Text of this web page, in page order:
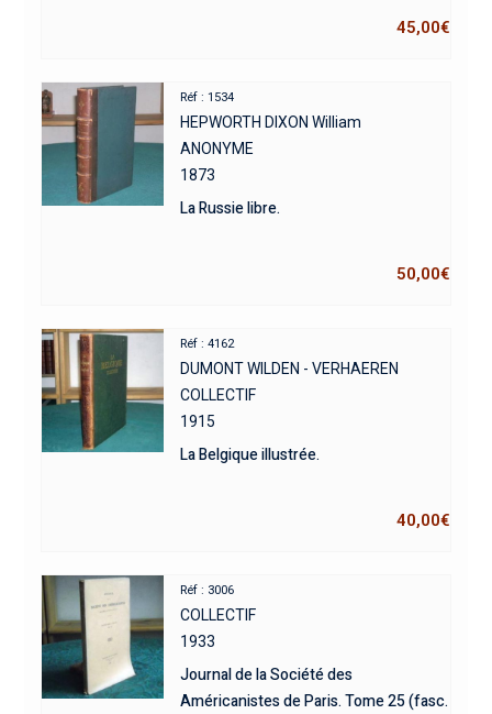
45,00€
Réf : 1534
HEPWORTH DIXON William
ANONYME
1873
La Russie libre.
50,00€
Réf : 4162
DUMONT WILDEN - VERHAEREN
COLLECTIF
1915
La Belgique illustrée.
40,00€
Réf : 3006
COLLECTIF
1933
Journal de la Société des
Américanistes de Paris. Tome 25 (fasc.